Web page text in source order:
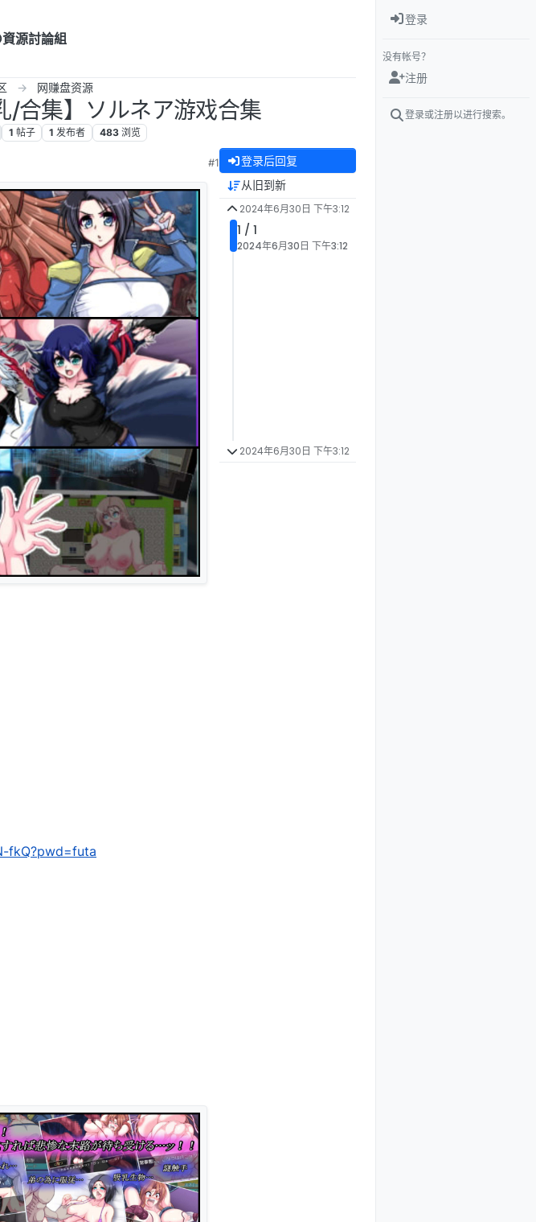
源討論組
网赚盘资源
/合集】ソルネア游戏合集
1 帖子 1 发布者 483 浏览
#1
fkQ?pwd=futa
登录后回复
从旧到新
2024年6月30日 下午3:12
1 / 1
2024年6月30日 下午3:12
2024年6月30日 下午3:12
登录
没有帐号？
注册
登录或注册以进行搜索。